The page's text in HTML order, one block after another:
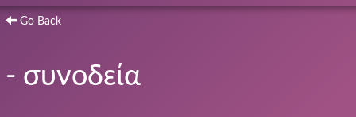
Go Back
- συνοδεία